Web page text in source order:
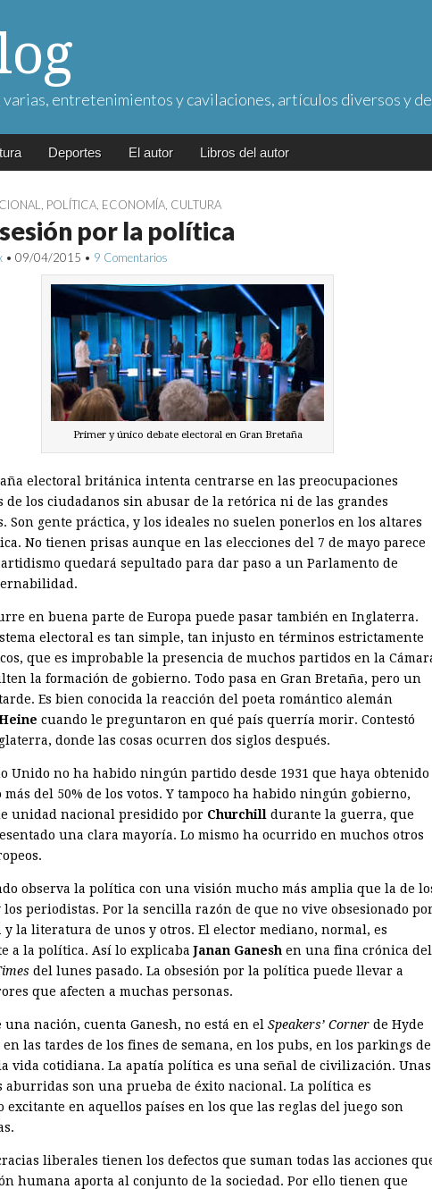
varias, entretenimientos y cavilaciones, artículos diversos y
Deportes El autor Libros del autor
POLÍTICA ECONOMÍA CULTURA
por la política
• 09/04/2015 • 9 Comentarios
Primer y único debate electoral en Gran Bretaña
electoral británica intenta centrarse en las preocupaciones
de los ciudadanos sin abusar de la retórica ni de las grandes
Son gente práctica, y los ideales no suelen ponerlos en los altares
No tienen prisas aunque en las elecciones del 7 de mayo parece
quedará sepultado para dar paso a un Parlamento de
en buena parte de Europa puede pasar también en Inglaterra.
electoral es tan simple, tan injusto en términos estrictamente
que es improbable la presencia de muchos partidos en la
la formación de gobierno. Todo pasa en Gran Bretaña, pero un
Es bien conocida la reacción del poeta romántico alemán
cuando le preguntaron en qué país querría morir. Contestó
donde las cosas ocurren dos siglos después.
Unido no ha habido ningún partido desde 1931 que haya obtenido
más del 50% de los votos. Y tampoco ha habido ningún gobierno,
unidad nacional presidido por Churchill durante la guerra, que
una clara mayoría. Lo mismo ha ocurrido en muchos otros
observa la política con una visión mucho más amplia que la de
periodistas. Por la sencilla razón de que no vive obsesionado
y la literatura de unos y otros. El elector mediano, normal, es
a la política. Así lo explicabaJanan Ganesh en una fina crónica del
del lunes pasado. La obsesión por la política puede llevar a
que afecten a muchas personas.
una nación, cuenta Ganesh, no está en el Speakers’ Corner de Hyde
las tardes de los fines de semana, en los pubs, en los parkings de
vida cotidiana. La apatía política es una señal de civilización. Unas
aburridas son una prueba de éxito nacional. La política es
excitante en aquellos países en los que las reglas del juego son
liberales tienen los defectos que suman todas las acciones
humana aporta al conjunto de la sociedad. Por ello tienen que